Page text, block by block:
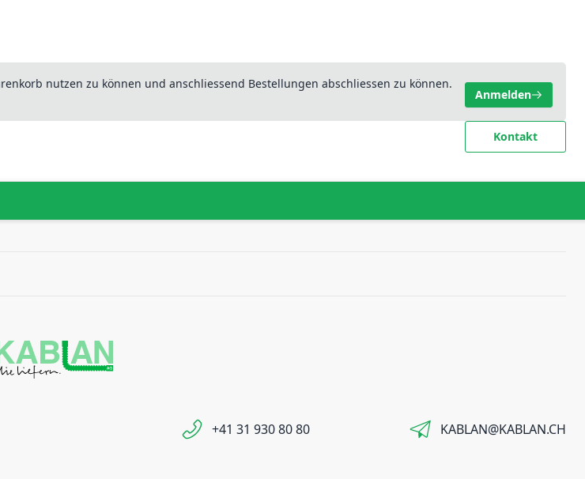
nutzen zu können und anschliessend Bestellungen abschliessen zu können.
Anmelden
Kontakt
+41 31 930 80 80 KABLAN@KABLAN.CH